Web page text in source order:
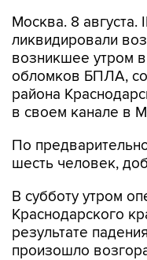
Москва. 8 августа.
ликвидировали
возникшее утром
обломков БПЛА,
района
в своем канале в
По
шесть человек,
В субботу утром
Краснодарского
результате
произошло